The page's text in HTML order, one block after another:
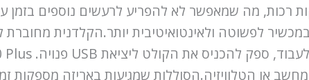
מה שמאפשר לא להפריע לרעשים נוספים בזמן
במכשיר במרחק של עד 10 מטרים מהמחשב או הטלוויזיה.הסוללות שמגיעות